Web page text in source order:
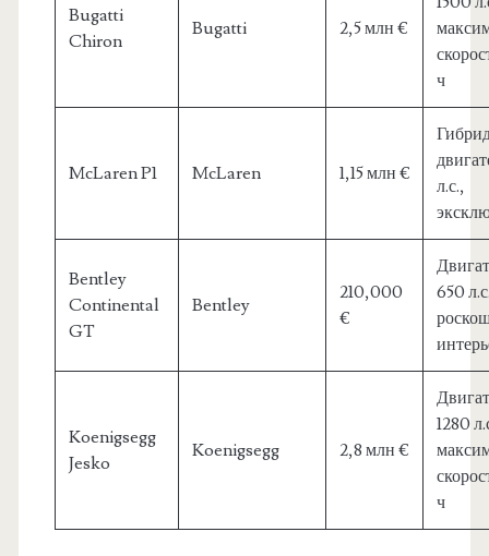
Bugatti
Chiron
Bugatti 2,5 млн €
ч
McLaren P1 McLaren 1,15 млн €
л.с.,
Bentley
Continental
GT
Bentley
210,000
€
650
Koenigsegg
Jesko
Koenigsegg 2,8 млн €
1280
ч